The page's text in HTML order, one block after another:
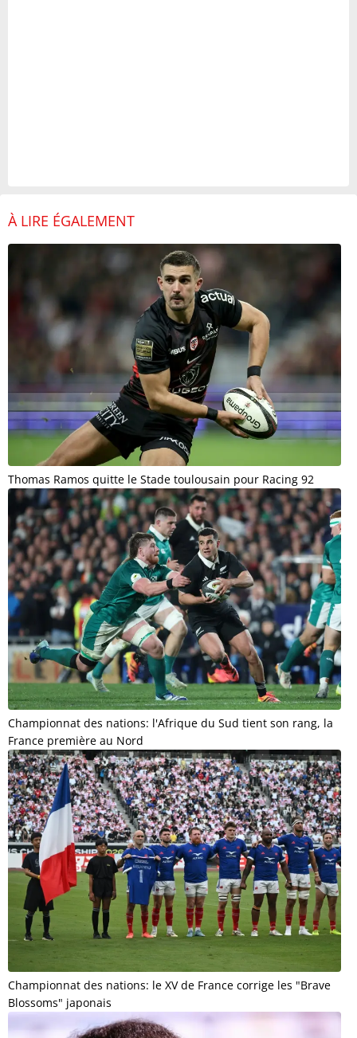
À LIRE ÉGALEMENT
Thomas Ramos quitte le Stade toulousain pour Racing 92
Championnat des nations: l'Afrique du Sud tient son rang, la
France première au Nord
Championnat des nations: le XV de France corrige les "Brave
Blossoms" japonais